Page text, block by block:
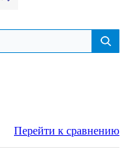
Перейти к сравнению